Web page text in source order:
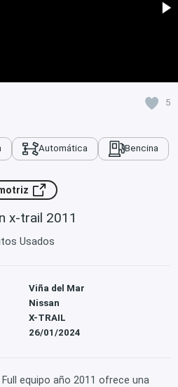
5
Automática Bencina
x-trail 2011
Usados
Viña del Mar
Nissan
X-TRAIL
26/01/2024
Full equipo año 2011 ofrece una